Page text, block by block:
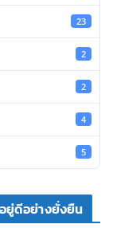
23
2
2
4
5
ยู่ดีอย่างยั่งยืน